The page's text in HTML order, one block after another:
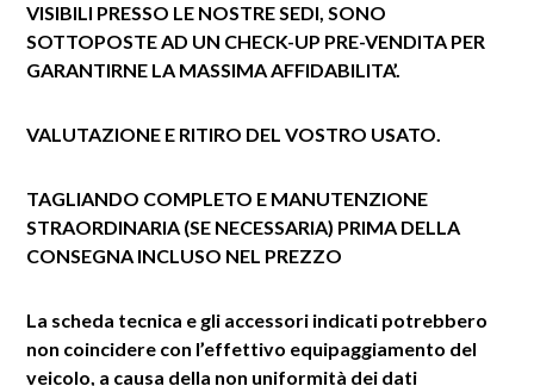
VISIBILI PRESSO LE NOSTRE SEDI, SONO
SOTTOPOSTE AD UN CHECK-UP PRE-VENDITA PER
GARANTIRNE LA MASSIMA AFFIDABILITA’.
VALUTAZIONE E RITIRO DEL VOSTRO USATO.
TAGLIANDO COMPLETO E MANUTENZIONE
STRAORDINARIA (SE NECESSARIA) PRIMA DELLA
CONSEGNA INCLUSO NEL PREZZO
La scheda tecnica e gli accessori indicati potrebbero
non coincidere con l’effettivo equipaggiamento del
veicolo, a causa della non uniformità dei dati